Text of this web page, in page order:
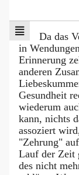
Da das
in
Erinnerung
anderen
Gesundheit
wiederum
kann, nichts
assoziert
"Zehrung"
Lauf der Zeit
des nicht